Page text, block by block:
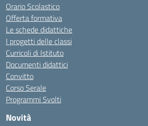
Orario Scolastico
Offerta formativa
Le schede didattiche
I progetti delle classi
Curricoli di Istituto
Documenti didattici
Convitto
Corso Serale
Programmi Svolti
Novità